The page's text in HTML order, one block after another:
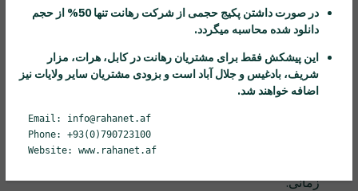
کمک در جهت صرفه جویی زمانی شاگردان و اساتید محترم
در همه مقاطع.
ایجاد بستر مناسب و با کیفیت جهت تماشا و دانلود اطلاعات
مورد نیاز شاگردان در همه سطوح.
ایجاد بستر آموزشی مناسب با توجه به بهره گیری از توانایی
کمک آموزش والدین برای شاگردان در تمام مراحل زمانی.
زمانی.
در صورت داشتن پکیج حجمی از شرکت رهانت
تنها 50% از حجم
دانلود شده محاسبه میگردد.
این پیشکش فقط برای مشتریان رهانت در کابل، هرات، مزار
شریف، بادغیس و جلال آباد است و بزودی مشتریان سایر ولایات نیز
اضافه خواهند شد.
Email: info@rahanet.af
Phone: +93(0)790723100
Website: www.rahanet.af